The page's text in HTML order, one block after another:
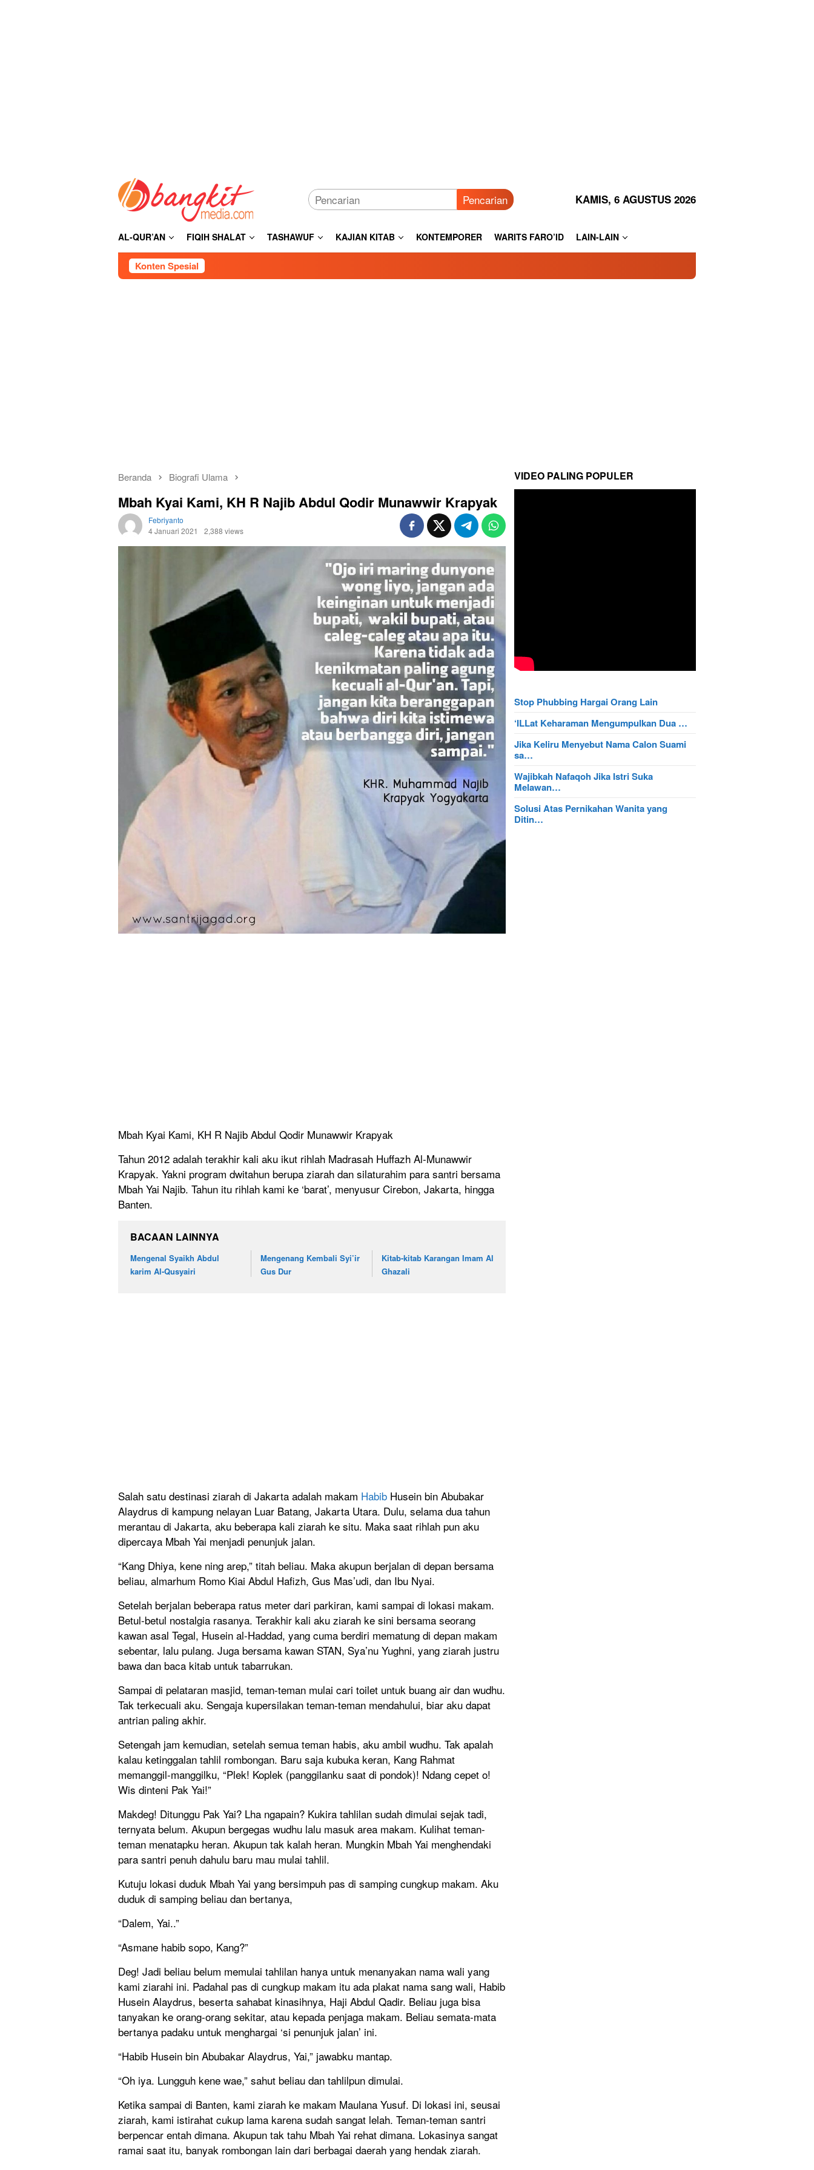
Pencarian KAMIS, 6 AGUSTUS 2026
AL-QUR’AN FIQIH SHALAT TASHAWUF KAJIAN KITAB KONTEMPORER WARITS FARO’ID LAIN-LAIN
Konten Spesial
Beranda Biografi Ulama
Mbah Kyai Kami, KH R Najib Abdul Qodir Munawwir Krapyak
Febriyanto
4 Januari 2021
2,388 views
Mbah Kyai Kami, KH R Najib Abdul Qodir Munawwir Krapyak
Tahun 2012 adalah terakhir kali aku ikut rihlah Madrasah Huffazh Al-Munawwir
Krapyak. Yakni program dwitahun berupa ziarah dan silaturahim para santri bersama
Mbah Yai Najib. Tahun itu rihlah kami ke ‘barat’, menyusur Cirebon, Jakarta, hingga
Banten.
BACAAN LAINNYA
Mengenal Syaikh Abdul
karim Al-Qusyairi
Mengenang Kembali Syi’ir
Gus Dur
Kitab-kitab Karangan Imam Al
Ghazali
Salah satu destinasi ziarah di Jakarta adalah makam Habib Husein bin Abubakar
Alaydrus di kampung nelayan Luar Batang, Jakarta Utara. Dulu, selama dua tahun
merantau di Jakarta, aku beberapa kali ziarah ke situ. Maka saat rihlah pun aku
dipercaya Mbah Yai menjadi penunjuk jalan.
“Kang Dhiya, kene ning arep,” titah beliau. Maka akupun berjalan di depan bersama
beliau, almarhum Romo Kiai Abdul Hafizh, Gus Mas’udi, dan Ibu Nyai.
Setelah berjalan beberapa ratus meter dari parkiran, kami sampai di lokasi makam.
Betul-betul nostalgia rasanya. Terakhir kali aku ziarah ke sini bersama seorang
kawan asal Tegal, Husein al-Haddad, yang cuma berdiri mematung di depan makam
sebentar, lalu pulang. Juga bersama kawan STAN, Sya’nu Yughni, yang ziarah justru
bawa dan baca kitab untuk tabarrukan.
Sampai di pelataran masjid, teman-teman mulai cari toilet untuk buang air dan wudhu.
Tak terkecuali aku. Sengaja kupersilakan teman-teman mendahului, biar aku dapat
antrian paling akhir.
Setengah jam kemudian, setelah semua teman habis, aku ambil wudhu. Tak apalah
kalau ketinggalan tahlil rombongan. Baru saja kubuka keran, Kang Rahmat
memanggil-manggilku, “Plek! Koplek (panggilanku saat di pondok)! Ndang cepet o!
Wis dinteni Pak Yai!”
Makdeg! Ditunggu Pak Yai? Lha ngapain? Kukira tahlilan sudah dimulai sejak tadi,
ternyata belum. Akupun bergegas wudhu lalu masuk area makam. Kulihat teman-
teman menatapku heran. Akupun tak kalah heran. Mungkin Mbah Yai menghendaki
para santri penuh dahulu baru mau mulai tahlil.
Kutuju lokasi duduk Mbah Yai yang bersimpuh pas di samping cungkup makam. Aku
duduk di samping beliau dan bertanya,
“Dalem, Yai..”
“Asmane habib sopo, Kang?”
Deg! Jadi beliau belum memulai tahlilan hanya untuk menanyakan nama wali yang
kami ziarahi ini. Padahal pas di cungkup makam itu ada plakat nama sang wali, Habib
Husein Alaydrus, beserta sahabat kinasihnya, Haji Abdul Qadir. Beliau juga bisa
tanyakan ke orang-orang sekitar, atau kepada penjaga makam. Beliau semata-mata
bertanya padaku untuk menghargai ‘si penunjuk jalan’ ini.
“Habib Husein bin Abubakar Alaydrus, Yai,” jawabku mantap.
“Oh iya. Lungguh kene wae,” sahut beliau dan tahlilpun dimulai.
Ketika sampai di Banten, kami ziarah ke makam Maulana Yusuf. Di lokasi ini, seusai
ziarah, kami istirahat cukup lama karena sudah sangat lelah. Teman-teman santri
berpencar entah dimana. Akupun tak tahu Mbah Yai rehat dimana. Lokasinya sangat
ramai saat itu, banyak rombongan lain dari berbagai daerah yang hendak ziarah.
VIDEO PALING POPULER
Stop Phubbing Hargai Orang Lain
‘ILLat Keharaman Mengumpulkan Dua …
Jika Keliru Menyebut Nama Calon Suami
sa…
Wajibkah Nafaqoh Jika Istri Suka
Melawan…
Solusi Atas Pernikahan Wanita yang
Ditin…